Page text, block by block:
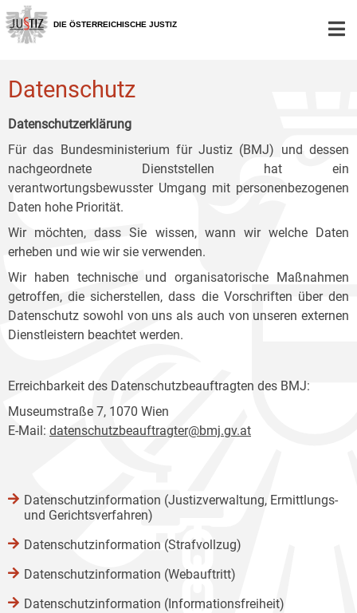
Zur
Hauptnavigation
[1]
Zum
Inhalt
[2]
Zum
Untermenü
[3]
DIE ÖSTERREICHISCHE JUSTIZ
Datenschutz
Datenschutzerklärung
Für das Bundesministerium für Justiz (BMJ) und dessen
nachgeordnete Dienststellen hat ein
verantwortungsbewusster Umgang mit personenbezogenen
Daten hohe Priorität.
Wir möchten, dass Sie wissen, wann wir welche Daten
erheben und wie wir sie verwenden.
Wir haben technische und organisatorische Maßnahmen
getroffen, die sicherstellen, dass die Vorschriften über den
Datenschutz sowohl von uns als auch von unseren externen
Dienstleistern beachtet werden.
Erreichbarkeit des Datenschutzbeauftragten des BMJ:
Museumstraße 7, 1070 Wien
E-Mail: datenschutzbeauftragter@bmj.gv.at
Datenschutzinformation (Justizverwaltung, Ermittlungs-
und Gerichtsverfahren)
Datenschutzinformation (Strafvollzug)
Datenschutzinformation (Webauftritt)
Datenschutzinformation (Informationsfreiheit)